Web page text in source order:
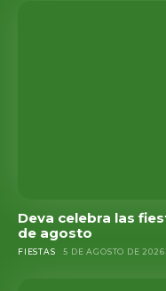
Deva celebra las
de agosto
FIESTAS 5 DE AGOSTO DE 2026